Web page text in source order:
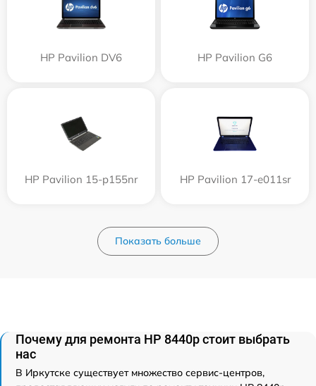
HP Pavilion DV6 HP Pavilion G6
HP Pavilion 15-p155nr HP Pavilion 17-e011sr
Показать больше
Почему для ремонта HP 8440p стоит выбрать
нас
В Иркутске существует множество сервис-центров,